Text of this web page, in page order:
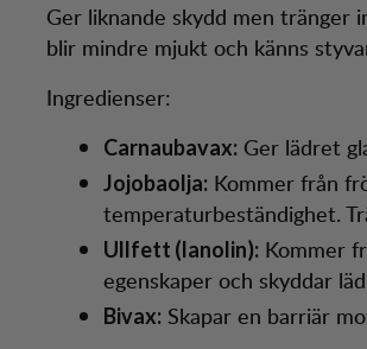
Ger liknande skydd men
blir mindre mjukt och känns
Ingredienser:
Carnaubavax: Ger lädret
Jojobaolja: Kommer från
temperaturbeständighet.
Ullfett (lanolin): Kommer
egenskaper och skyddar
Bivax: Skapar en barriär